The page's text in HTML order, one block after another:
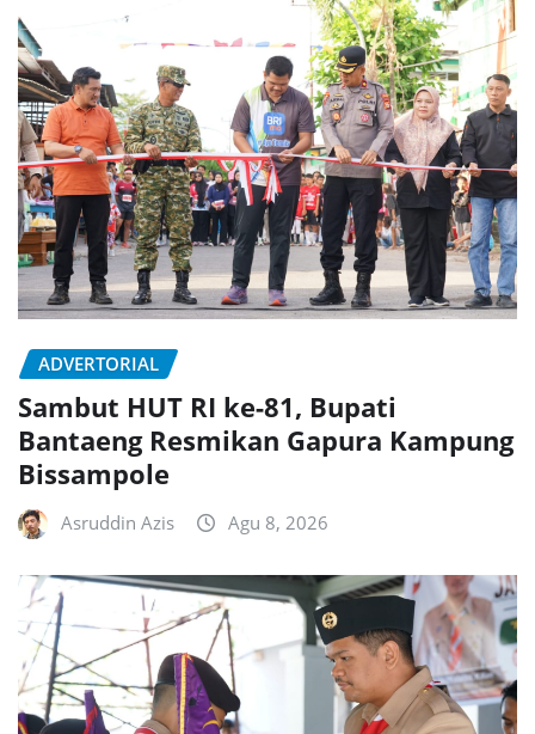
ADVERTORIAL
Sambut HUT RI ke-81, Bupati
Bantaeng Resmikan Gapura Kampung
Bissampole
Asruddin Azis Agu 8, 2026